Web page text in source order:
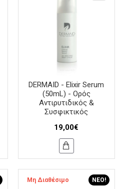
DERMAID - Elixir Serum
(50mL) - Ορός
Αντιρυτιδικός &
Συσφικτικός
19,00€
ΝΈΟ!
Μη Διαθέσιμο